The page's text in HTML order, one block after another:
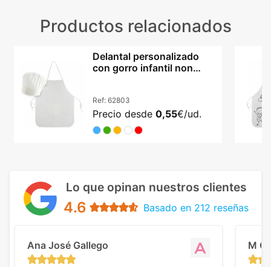
Productos relacionados
Delantal personalizado
con gorro infantil non
Ref: 62803
Precio desde 0,55€/ud.
Lo que opinan nuestros clientes
4.6 Basado en 212 reseñas
Ana José Gallego M C